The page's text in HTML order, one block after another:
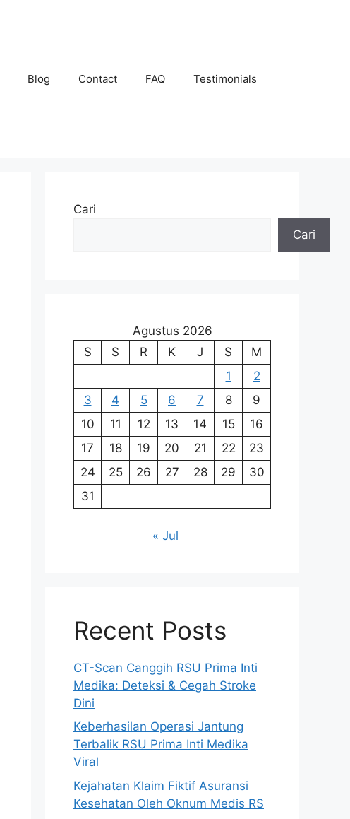
Blog Contact FAQ Testimonials
Cari
Cari
Agustus 2026
S
S R K J S
M
1
2
3
4 5 6 7 8
9
10
11 12 13 14 15
16
17
18 19 20 21 22
23
24
25 26 27 28 29
30
31
« Jul
Recent Posts
CT-Scan Canggih RSU Prima Inti
Medika: Deteksi & Cegah Stroke
Dini
Keberhasilan Operasi Jantung
Terbalik RSU Prima Inti Medika
Viral
Kejahatan Klaim Fiktif Asuransi
Kesehatan Oleh Oknum Medis RS